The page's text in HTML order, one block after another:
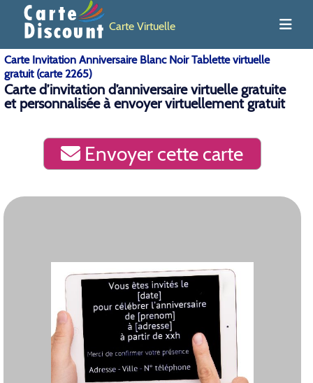
Carte Virtuelle
Carte Invitation Anniversaire Blanc Noir Tablette virtuelle
gratuit (carte 2265)
Carte d’invitation d’anniversaire virtuelle gratuite
et personnalisée à envoyer virtuellement gratuit
Envoyer cette carte